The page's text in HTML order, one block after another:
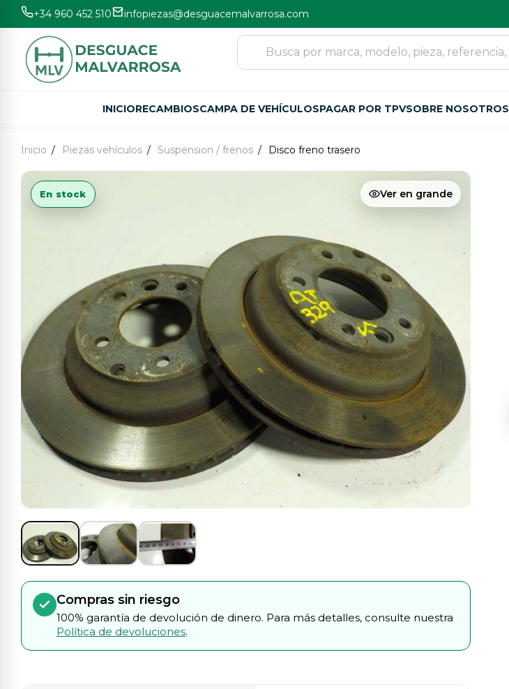
+34 960 452 510 infopiezas@desguacemalvarrosa.com
INICIORECAMBIOSCAMPA DE VEHÍCULOSPAGAR POR TPVSOBRE NOSOTROS
Inicio Piezas vehículos Suspension / frenos Disco freno trasero
Ver en grande
En stock
Compras sin riesgo
100% garantía de devolución de dinero. Para más detalles, consulte nuestra
Política de devoluciones.